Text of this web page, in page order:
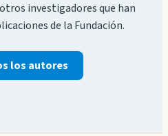
investigadores que han
de la Fundación.
los autores